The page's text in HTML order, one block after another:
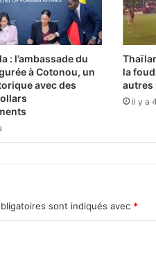
e
l
4
e
e
: l’ambassade du
à Cotonou, un
avec des
la
autres
il y a
sont indiqués avec *